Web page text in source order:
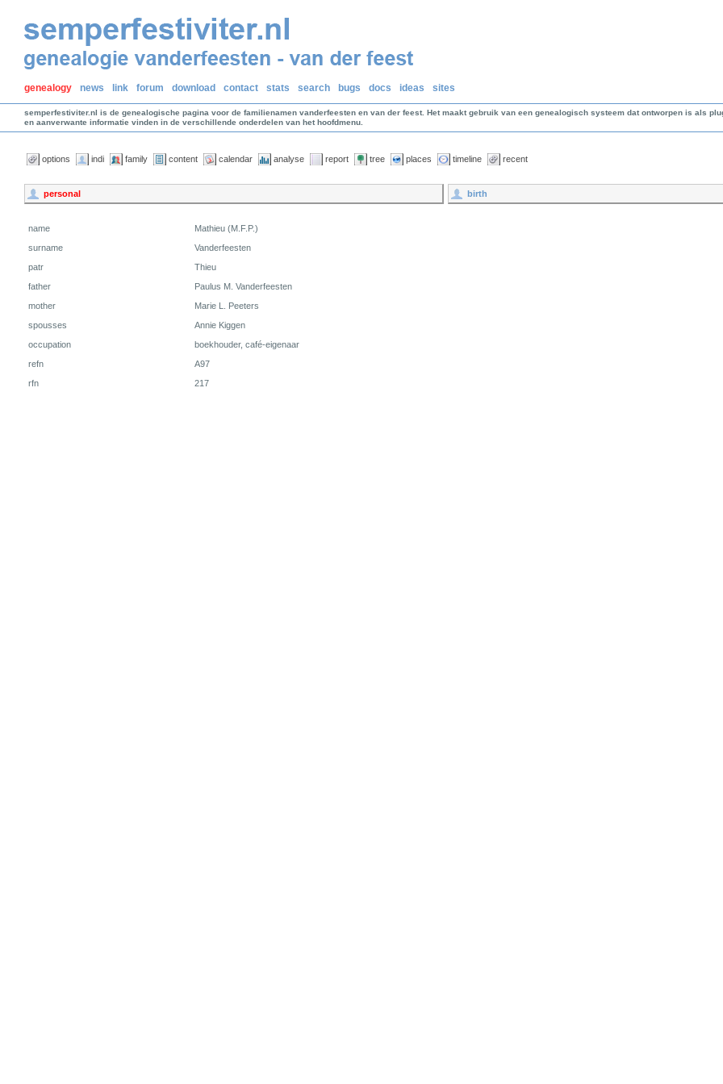
genealogy news link forum download contact stats search bugs docs ideas sites
semperfestiviter.nl is de genealogische pagina voor de familienamen vanderfeesten en van der feest. Het maakt gebruik van een genealogisch systeem dat ontworpen is als
en aanverwante informatie vinden in de verschillende onderdelen van het hoofdmenu.
options indi family content calendar analyse report tree places timeline recent
personal birth
name
Mathieu (M.F.P.)
surname
Vanderfeesten
patr
Thieu
father
Paulus M. Vanderfeesten
mother
Marie L. Peeters
spousses
Annie Kiggen
occupation
boekhouder, café-eigenaar
refn
A97
rfn
217